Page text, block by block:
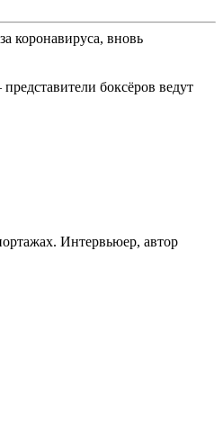
коронавируса, вновь
боксёров ведут
Интервьюер, автор